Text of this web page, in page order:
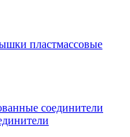
пластмассовые
соединители